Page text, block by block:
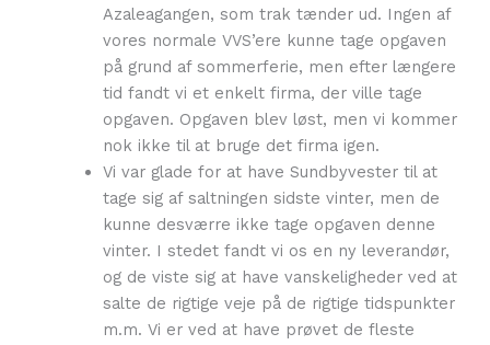
Azaleagangen, som trak tænder ud. Ingen af
vores normale VVS’ere kunne tage opgaven
på grund af sommerferie, men efter længere
tid fandt vi et enkelt firma, der ville tage
opgaven. Opgaven blev løst, men vi kommer
nok ikke til at bruge det firma igen.
Vi var glade for at have Sundbyvester til at
tage sig af saltningen sidste vinter, men de
kunne desværre ikke tage opgaven denne
vinter. I stedet fandt vi os en ny leverandør,
og de viste sig at have vanskeligheder ved at
salte de rigtige veje på de rigtige tidspunkter
m.m. Vi er ved at have prøvet de fleste